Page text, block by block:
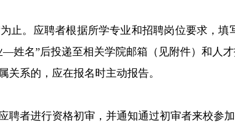
止。应聘者根据所学专业和招聘岗位要求，
”后投递至相关学院邮箱（见附件）和人才招
系的，应在报名时主动报告。
聘者进行资格初审，并通知通过初审者来校参加